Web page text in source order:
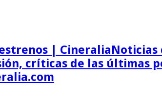
Noticias
críticas de las últimas